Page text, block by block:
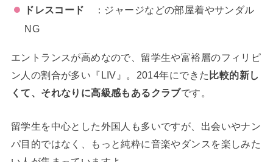
ドレスコード ：ジャージなどの部屋着やサンダル
NG
エントランスが高めなので、留学生や富裕層のフィリピ
ン人の割合が多い『LIV』。2014年にできた 比較的新し
くて、それなりに高級感もあるクラブです。
留学生を中心とした外国人も多いですが、出会いやナン
パ目的ではなく、もっと純粋に音楽やダンスを楽しみた